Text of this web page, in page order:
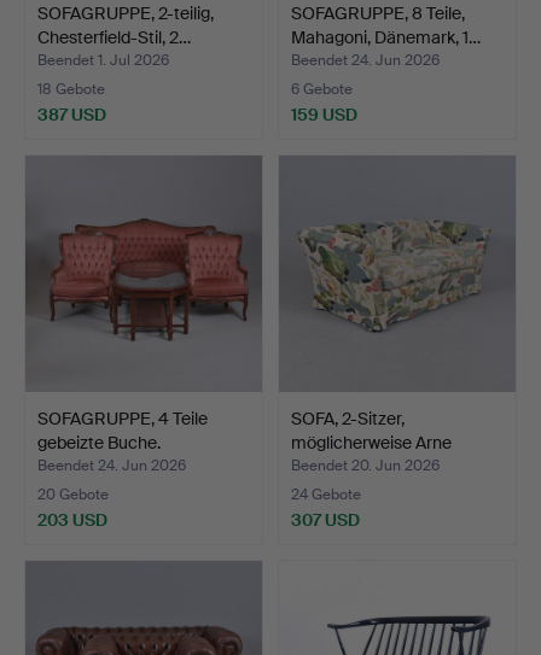
SOFAGRUPPE, 2-teilig,
Chesterfield-Stil, 2…
Beendet 1. Jul 2026
18 Gebote
387 USD
SOFAGRUPPE, 8 Teile,
Mahagoni, Dänemark, 1…
Beendet 24. Jun 2026
6 Gebote
159 USD
SOFAGRUPPE, 4 Teile
gebeizte Buche.
Beendet 24. Jun 2026
20 Gebote
203 USD
SOFA, 2-Sitzer,
möglicherweise Arne
Norell…
Beendet 20. Jun 2026
24 Gebote
307 USD